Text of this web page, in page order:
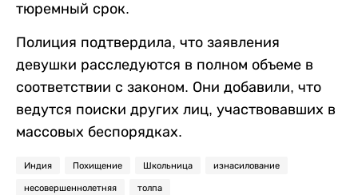
тюремный срок.
Полиция подтвердила, что заявления
девушки расследуются в полном объеме в
соответствии с законом. Они добавили, что
ведутся поиски других лиц, участвовавших в
массовых беспорядках.
Индия Похищение Школьница изнасилование
несовершеннолетняя толпа